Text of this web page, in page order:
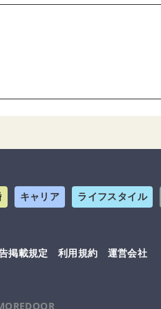
キャリア ライフスタイル
掲載規定 利用規約 運営会社